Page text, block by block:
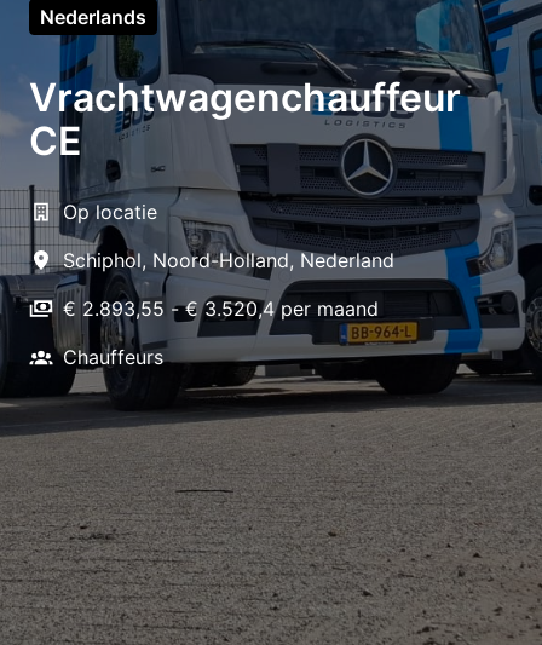
Nederlands
Vrachtwagenchauffeur
CE
Op locatie
Schiphol, Noord-Holland, Nederland
€ 2.893,55 - € 3.520,4 per maand
Chauffeurs